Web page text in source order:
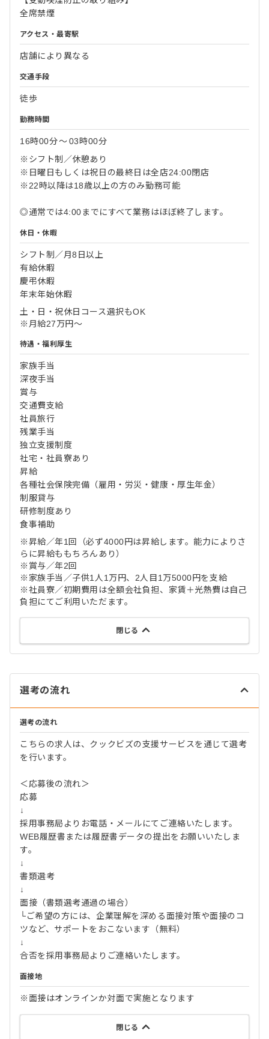
全席禁煙
アクセス・最寄駅
店舗により異なる
交通手段
徒歩
勤務時間
16時00分〜03時00分
※シフト制／休憩あり
※日曜日もしくは祝日の最終日は全店24:00閉店
※22時以降は18歳以上の方のみ勤務可能
◎通常では4:00までにすべて業務はほぼ終了します。
休日・休暇
シフト制／月8日以上
有給休暇
慶弔休暇
年末年始休暇
土・日・祝休日コース選択もOK
※月給27万円～
待遇・福利厚生
家族手当
深夜手当
賞与
交通費支給
社員旅行
残業手当
独立支援制度
社宅・社員寮あり
昇給
各種社会保険完備（雇用・労災・健康・厚生年金）
制服貸与
研修制度あり
食事補助
※昇給／年1回（必ず4000円は昇給します。能力によりさ
らに昇給ももちろんあり）
※賞与／年2回
※家族手当／子供1人1万円、2人目1万5000円を支給
※社員寮／初期費用は全額会社負担、家賃＋光熱費は自己
負担にてご利用いただます。
閉じる
選考の流れ
選考の流れ
こちらの求人は、クックビズの支援サービスを通じて選考
を行います。
＜応募後の流れ＞
応募
↓
採用事務局よりお電話・メールにてご連絡いたします。
WEB履歴書または履歴書データの提出をお願いいたしま
す。
↓
書類選考
↓
面接（書類選考通過の場合）
└ご希望の方には、企業理解を深める面接対策や面接のコ
ツなど、サポートをおこないます（無料）
↓
合否を採用事務局よりご連絡いたします。
面接地
※面接はオンラインか対面で実施となります
閉じる